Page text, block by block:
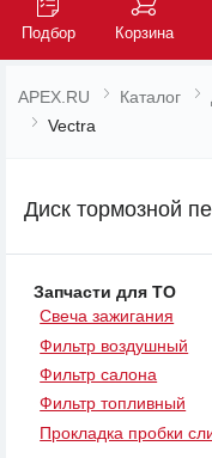
Подбор Корзина
APEX.RU Каталог
Vectra
Диск тормозной
Запчасти для ТО
Свеча зажигания
Фильтр воздушный
Фильтр салона
Фильтр топливный
Прокладка пробки